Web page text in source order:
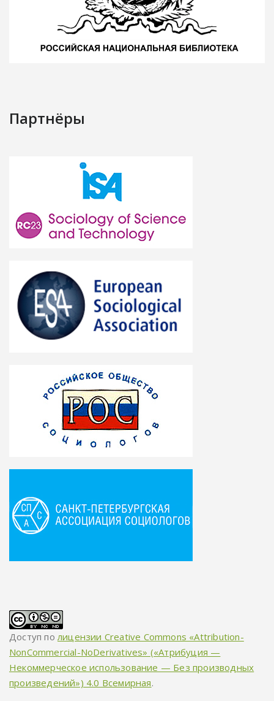
Партнёры
Доступ полицензии Creative Commons «Attribution-
NonCommercial-NoDerivatives» («Атрибуция —
Некоммерческое использование — Без производных
произведений») 4.0 Всемирная.